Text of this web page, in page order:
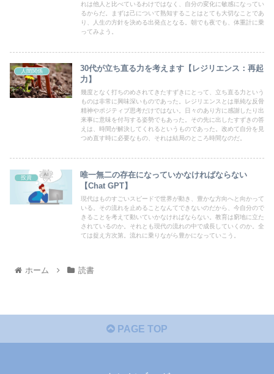
れは他人と比べているわけではなく、自分の変化に敏感になってい
るからだ。まずは己について熟知することはとても大切なことであ
り、人生の方針を決める出発点となる。朝でも夜でも、体重計に乗
ってみよう。
人間関係
30代が立ち直る力を考えます【レジリエンス：再起
力】
幾度となく打ちのめされてきたすずきにとって、立ち直る力という
ものは非常に興味深いものであった。レジリエンスとは単純な反骨
精神やポジティブ思考だけではない。日々のあり方に感謝したり出
来事に意味を付与する姿勢でもあった。その先に出したすずきの答
えは、時間が解決してくれるというものであった。改めて自分を見
つめ直す時に必要なもの、それは結局のところ時間なのだ。
投資
唯一無二の存在になっていかなければならない
【Chat GPT】
現代はものすごいスピードで世界が動き、豊かな方向へと向かって
いる。その流れを止めることなんてできないのだから、今自分ので
きることを考えて動いていかなければならない。教育は窮地に立た
されているのか。それとも現代の流れの中で成長していくのか。全
ては捉え方次第。流れに乗りながら豊かになっていこう。
ホーム 読書
PAGE TOP